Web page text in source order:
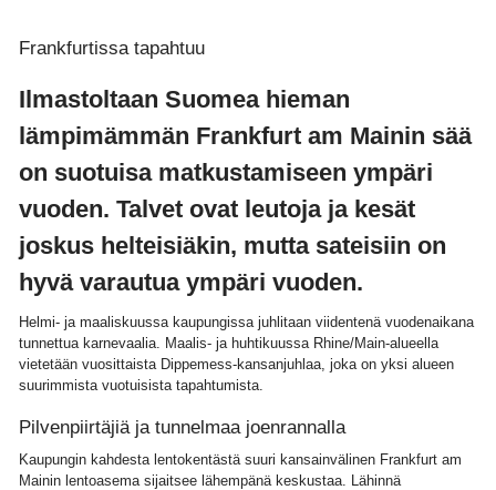
Frankfurtissa tapahtuu
Ilmastoltaan Suomea hieman
lämpimämmän Frankfurt am Mainin sää
on suotuisa matkustamiseen ympäri
vuoden. Talvet ovat leutoja ja kesät
joskus helteisiäkin, mutta sateisiin on
hyvä varautua ympäri vuoden.
Helmi- ja maaliskuussa kaupungissa juhlitaan viidentenä vuodenaikana
tunnettua karnevaalia. Maalis- ja huhtikuussa Rhine/Main-alueella
vietetään vuosittaista Dippemess-kansanjuhlaa, joka on yksi alueen
suurimmista vuotuisista tapahtumista.
Pilvenpiirtäjiä ja tunnelmaa joenrannalla
Kaupungin kahdesta lentokentästä suuri kansainvälinen Frankfurt am
Mainin lentoasema sijaitsee lähempänä keskustaa. Lähinnä